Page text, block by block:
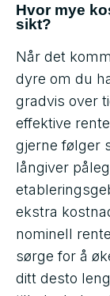
Hvor mye
sikt?
Når det
dyre om du
gradvis over
effektive
gjerne følger
långiver
ekstra
nominell
sørge for å
ditt desto